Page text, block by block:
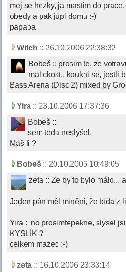
mej se hezky, ja mastim do
obedy a pak jupi domu :-)
papapa
Witch :: 26.10.2006 22:38:32
Bobeš :: prosim te, ze
malickost.. koukni se, jestli
Bass Arena (Disc 2) mixed by
Yira :: 23.10.2006 17:37:36
Bobeš ::
sem teda neslyšel.
Máš li ?
Bobeš :: 20.10.2006 10:49:05
zeta :: Že by to bylo málo...
Jeden pán měl mínění, že bída z
Yira :: no prosimtepekne, slysel
KYSLÍK ?
celkem mazec :-)
zeta :: 16.10.2006 23:33:14